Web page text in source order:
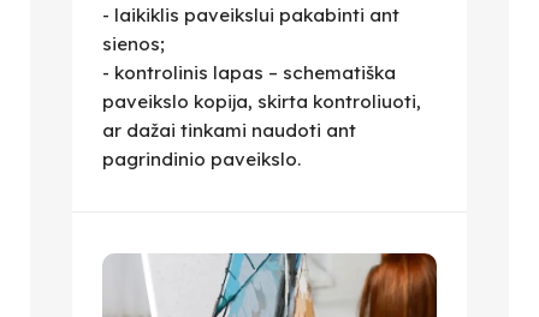
- laikiklis paveikslui pakabinti ant
sienos;
- kontrolinis lapas – schematiška
paveikslo kopija, skirta kontroliuoti,
ar dažai tinkami naudoti ant
pagrindinio paveikslo.